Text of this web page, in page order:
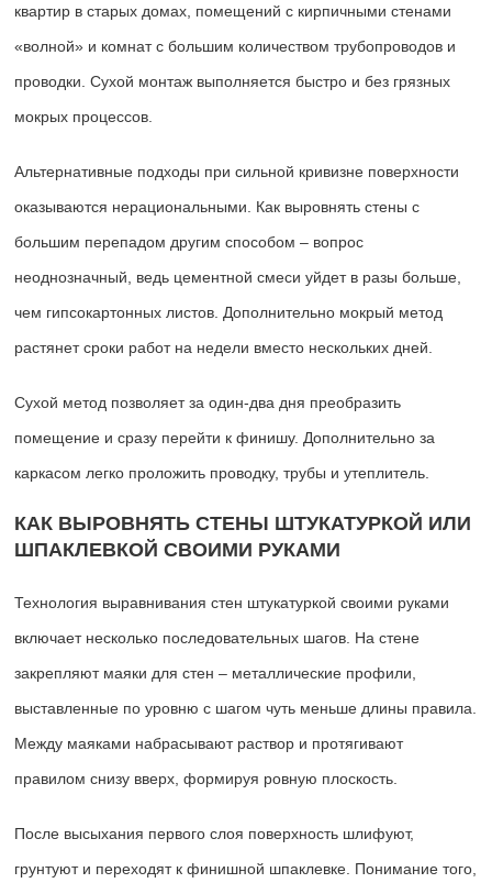
квартир в старых домах, помещений с кирпичными стенами
«волной» и комнат с большим количеством трубопроводов и
проводки. Сухой монтаж выполняется быстро и без грязных
мокрых процессов.
Альтернативные подходы при сильной кривизне поверхности
оказываются нерациональными. Как выровнять стены с
большим перепадом другим способом – вопрос
неоднозначный, ведь цементной смеси уйдет в разы больше,
чем гипсокартонных листов. Дополнительно мокрый метод
растянет сроки работ на недели вместо нескольких дней.
Сухой метод позволяет за один-два дня преобразить
помещение и сразу перейти к финишу. Дополнительно за
каркасом легко проложить проводку, трубы и утеплитель.
КАК ВЫРОВНЯТЬ СТЕНЫ ШТУКАТУРКОЙ ИЛИ
ШПАКЛЕВКОЙ СВОИМИ РУКАМИ
Технология выравнивания стен штукатуркой своими руками
включает несколько последовательных шагов. На стене
закрепляют маяки для стен – металлические профили,
выставленные по уровню с шагом чуть меньше длины правила.
Между маяками набрасывают раствор и протягивают
правилом снизу вверх, формируя ровную плоскость.
После высыхания первого слоя поверхность шлифуют,
грунтуют и переходят к финишной шпаклевке. Понимание того,